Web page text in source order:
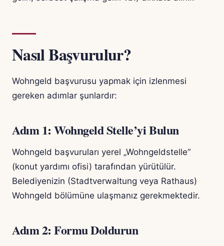
Nasıl Başvurulur?
Wohngeld başvurusu yapmak için izlenmesi
gereken adımlar şunlardır:
Adım 1: Wohngeld Stelle’yi Bulun
Wohngeld başvuruları yerel „Wohngeldstelle“
(konut yardımı ofisi) tarafından yürütülür.
Belediyenizin (Stadtverwaltung veya Rathaus)
Wohngeld bölümüne ulaşmanız gerekmektedir.
Adım 2: Formu Doldurun